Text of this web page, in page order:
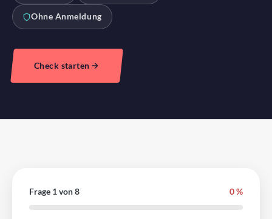
Ohne Anmeldung
Check starten
Frage 1 von 8 0 %